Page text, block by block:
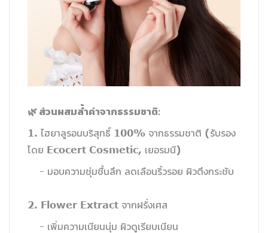
🌿 ส่วนผสมล้ำค่าจากธรรมชาติ:
1. ไฮยาลูรอนบริสุทธิ์ 100% จากธรรมชาติ (รับรอง
โดย Ecocert Cosmetic, เยอรมนี)
- มอบความชุ่มชื้นลึก ลดเลือนริ้วรอย ผิวตึงกระชับ
2. Flower Extract จากฝรั่งเศส
- เพิ่มความเนียนนุ่ม ผิวดูเรียบเนียน